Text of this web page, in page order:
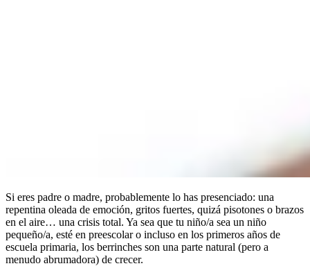
Si eres padre o madre, probablemente lo has presenciado: una
repentina oleada de emoción, gritos fuertes, quizá pisotones o brazos
en el aire… una crisis total. Ya sea que tu niño/a sea un niño
pequeño/a, esté en preescolar o incluso en los primeros años de
escuela primaria, los berrinches son una parte natural (pero a
menudo abrumadora) de crecer.